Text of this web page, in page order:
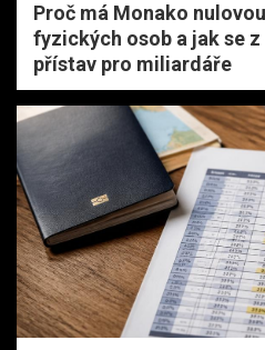
Proč má Monako
fyzických osob a jak se
přístav pro miliardáře